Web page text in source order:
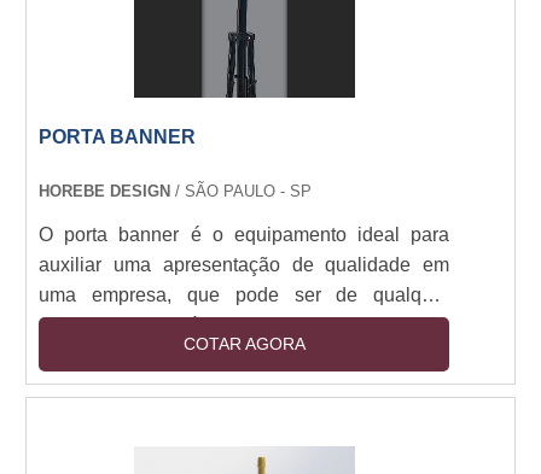
PORTA BANNER
HOREBE DESIGN / SÃO PAULO - SP
O porta banner é o equipamento ideal para
auxiliar uma apresentação de qualidade em
uma empresa, que pode ser de qualquer
segmento imaginável, com objetivo de divulgar
muitas informações importantes. Se o produto
estiver em seu estado positivo, ele dificilmente
material geralmente é fabricado em alumínio,
COTAR AGORA